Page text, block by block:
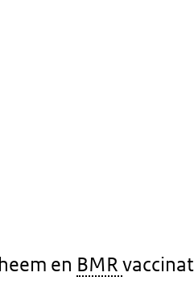
en BMR